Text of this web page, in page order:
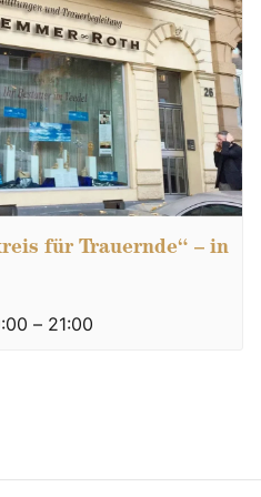
für Trauernde“ – in
– 21:00